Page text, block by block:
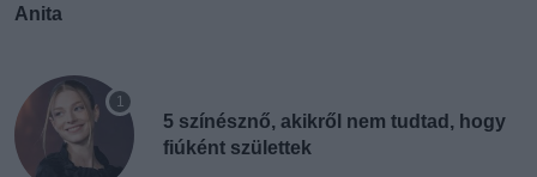
Anita
5 színésznő, akikről nem tudtad, hogy
fiúként születtek